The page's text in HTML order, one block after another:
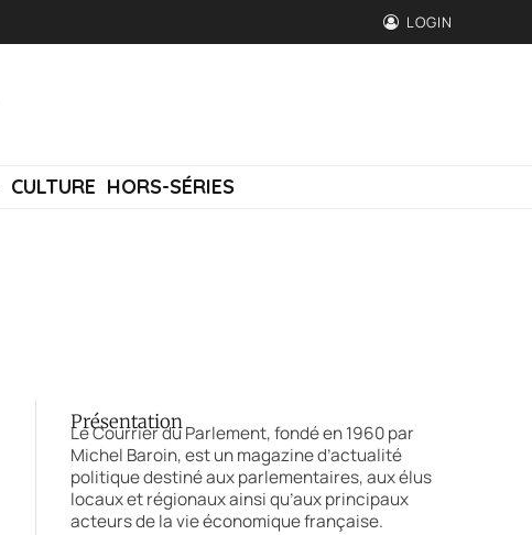
LOGIN
CULTURE HORS-SÉRIES
Présentation
Le Courrier du Parlement, fondé en 1960 par
Michel Baroin, est un magazine d’actualité
politique destiné aux parlementaires, aux élus
locaux et régionaux ainsi qu’aux principaux
acteurs de la vie économique française.